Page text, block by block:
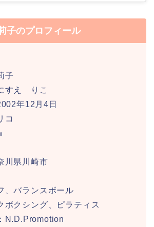
子のプロフィール
子
すえ りこ
年12月4日
コ
川県川崎市
、バランスボール
ボクシング、ピラティス
N.D.Promotion